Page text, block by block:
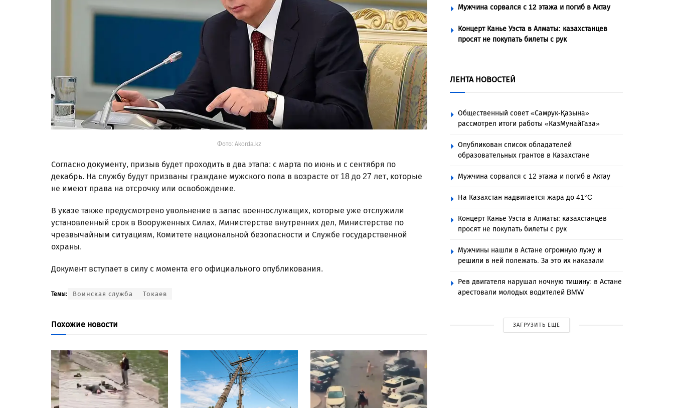
Фото: Akorda.kz
Согласно документу, призыв будет проходить в два этапа: с марта по июнь и с сентября по
декабрь. На службу будут призваны граждане мужского пола в возрасте от 18 до 27 лет, которые
не имеют права на отсрочку или освобождение.
В указе также предусмотрено увольнение в запас военнослужащих, которые уже отслужили
установленный срок в Вооруженных Силах, Министерстве внутренних дел, Министерстве по
чрезвычайным ситуациям, Комитете национальной безопасности и Службе государственной
охраны.
Документ вступает в силу с момента его официального опубликования.
Темы: Воинская служба Токаев
Похожие новости
Мужчина сорвался с 12 этажа и погиб в Актау
Концерт Канье Уэста в Алматы: казахстанцев
просят не покупать билеты с рук
ЛЕНТА НОВОСТЕЙ
Общественный совет «Самрук-Қазына»
рассмотрел итоги работы «КазМунайГаза»
Опубликован список обладателей
образовательных грантов в Казахстане
Мужчина сорвался с 12 этажа и погиб в Актау
На Казахстан надвигается жара до 41°C
Концерт Канье Уэста в Алматы: казахстанцев
просят не покупать билеты с рук
Мужчины нашли в Астане огромную лужу и
решили в ней полежать. За это их наказали
Рев двигателя нарушал ночную тишину: в Астане
арестовали молодых водителей BMW
ЗАГРУЗИТЬ ЕЩЕ